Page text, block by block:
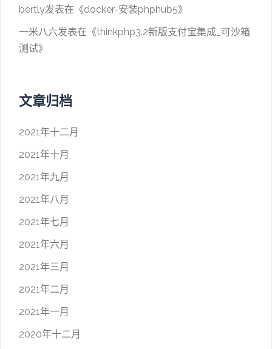
bertly发表在《docker-安装phphub5》
一米八六发表在《thinkphp3.2新版支付宝集成_可沙箱
测试》
文章归档
2021年十二月
2021年十月
2021年九月
2021年八月
2021年七月
2021年六月
2021年三月
2021年二月
2021年一月
2020年十二月